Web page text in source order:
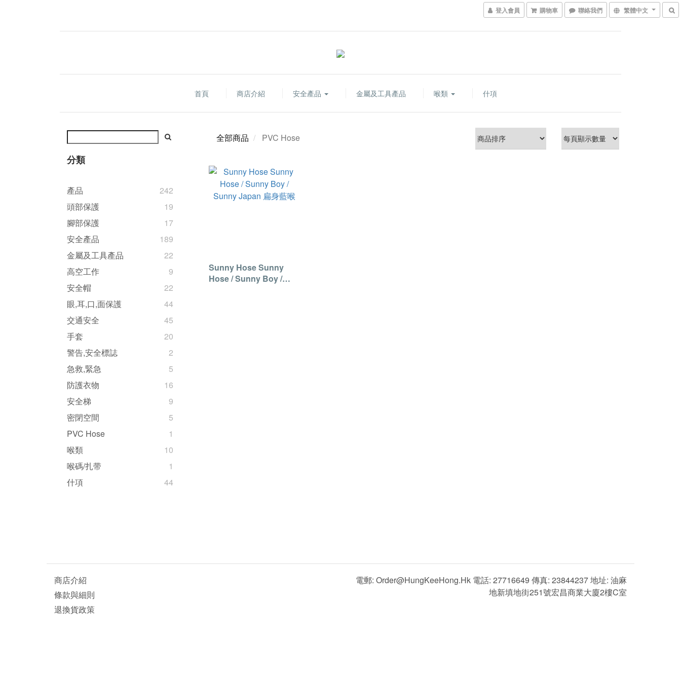
登入會員 購物車 聯絡我們 繁體中文
首頁 商店介紹 安全產品 金屬及工具產品 喉類 什項
分類
產品
242
頭部保護
19
腳部保護
17
安全產品
189
金屬及工具產品
22
高空工作
9
安全帽
22
眼,耳,口,面保護
44
交通安全
45
手套
20
警告,安全標誌
2
急救,緊急
5
防護衣物
16
安全梯
9
密閉空間
5
PVC Hose
1
喉類
10
喉碼/扎带
1
什項
44
全部商品 PVC Hose
Sunny Hose Sunny
Hose / Sunny Boy /
商店介紹
條款與細則
退換貨政策
電郵: Order@HungKeeHong.hk 電話: 27716649 傳真: 23844237 地址: 油麻
地新填地街251號宏昌商業大廈2樓C室